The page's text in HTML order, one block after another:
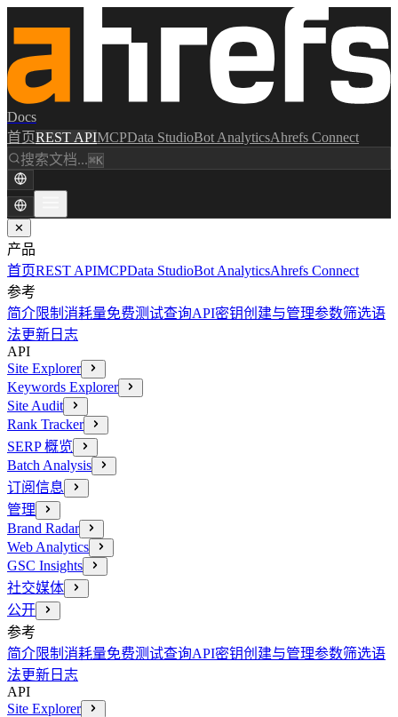
Docs
首页REST APIMCPData StudioBot AnalyticsAhrefs Connect
搜索文档...⌘K
✕
产品
首页REST APIMCPData StudioBot AnalyticsAhrefs Connect
参考
简介限制消耗量免费测试查询API密钥创建与管理参数筛选语
法更新日志
API
Site Explorer
Keywords Explorer
Site Audit
Rank Tracker
SERP 概览
Batch Analysis
订阅信息
管理
Brand Radar
Web Analytics
GSC Insights
社交媒体
公开
参考
简介限制消耗量免费测试查询API密钥创建与管理参数筛选语
法更新日志
API
Site Explorer